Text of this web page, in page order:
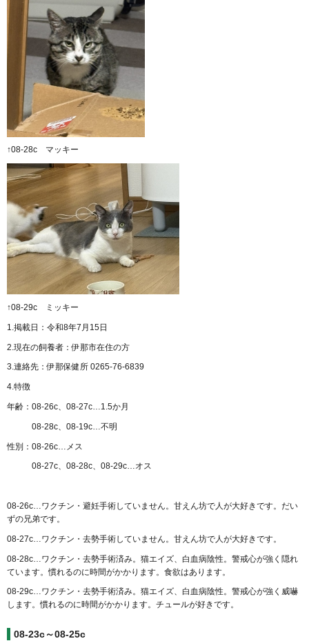
↑08-28c マッキー
↑08-29c ミッキー
1.掲載日：令和8年7月15日
2.現在の飼養者：伊那市在住の方
3.連絡先：伊那保健所 0265-76-6839
4.特徴
年齢：08-26c、08-27c…1.5か月
08-28c、08-19c…不明
性別：08-26c…メス
08-27c、08-28c、08-29c…オス
08-26c…ワクチン・避妊手術していません。甘えん坊で人が大好きです。だい
ずの兄弟です。
08-27c…ワクチン・去勢手術していません。甘えん坊で人が大好きです。
08-28c…ワクチン・去勢手術済み。猫エイズ、白血病陰性。警戒心が強く隠れ
ています。慣れるのに時間がかかります。食欲はあります。
08-29c…ワクチン・去勢手術済み。猫エイズ、白血病陰性。警戒心が強く威嚇
します。慣れるのに時間がかかります。チュールが好きです。
08-23c～08-25c